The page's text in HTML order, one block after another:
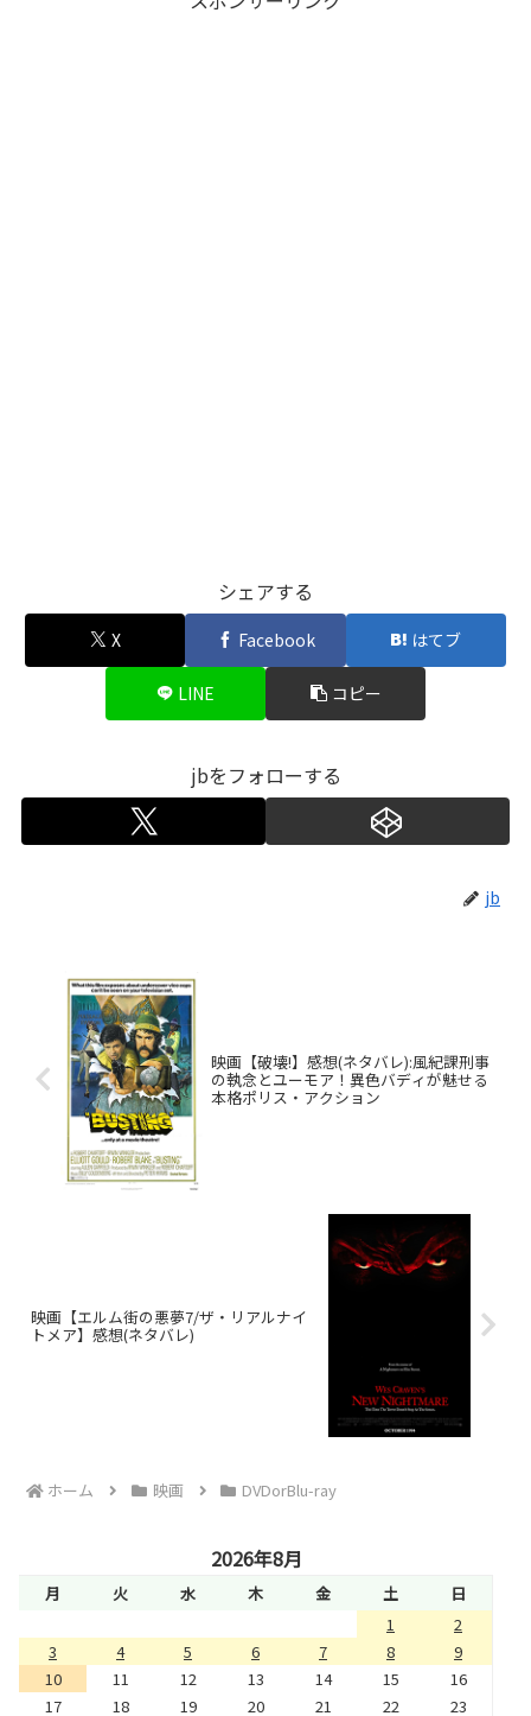
シェアする
X Facebook はてブ
LINE コピー
jbをフォローする
jb
映画【破壊!】感想(ネタバレ):風紀課刑事
の執念とユーモア！異色バディが魅せる
本格ポリス・アクション
映画【エルム街の悪夢7/ザ・リアルナイ
トメア】感想(ネタバレ)
ホーム 映画 DVDorBlu-ray
2026年8月
月 火 水 木 金 土
日
1
2
3
4 5 6 7 8
9
10
11 12 13 14 15
16
17
18 19 20 21 22 23